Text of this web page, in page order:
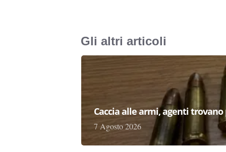
Gli altri articoli
Caccia alle armi, agenti
7 Agosto 2026